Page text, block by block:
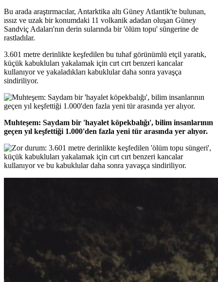
Bu arada araştırmacılar, Antarktika altı Güney Atlantik'te bulunan,
ıssız ve uzak bir konumdaki 11 volkanik adadan oluşan Güney
Sandviç Adaları'nın derin sularında bir 'ölüm topu' süngerine de
rastladılar.
3.601 metre derinlikte keşfedilen bu tuhaf görünümlü etçil yaratık,
küçük kabukluları yakalamak için cırt cırt benzeri kancalar
kullanıyor ve yakaladıkları kabuklular daha sonra yavaşça
sindiriliyor.
Muhteşem: Saydam bir 'hayalet köpekbalığı', bilim insanlarının
geçen yıl keşfettiği 1.000'den fazla yeni tür arasında yer alıyor.